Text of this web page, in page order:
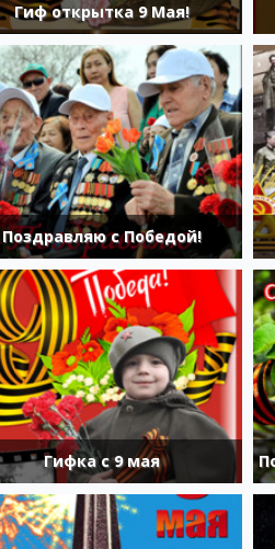
Гиф открытка 9 Мая!
Поздравляю с Победой!
Гифка с 9 мая